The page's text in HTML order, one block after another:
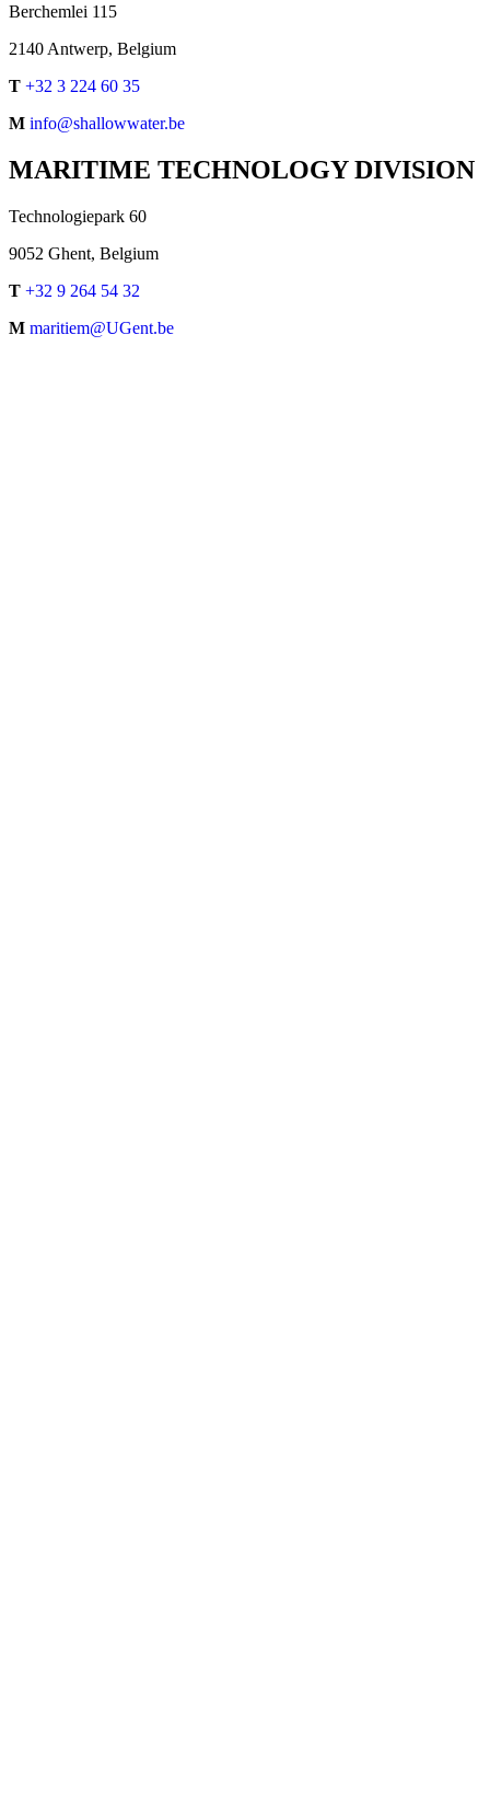
Berchemlei 115
2140 Antwerp, Belgium
T +32 3 224 60 35
M info@shallowwater.be
MARITIME TECHNOLOGY DIVISION
Technologiepark 60
9052 Ghent, Belgium
T +32 9 264 54 32
M maritiem@UGent.be